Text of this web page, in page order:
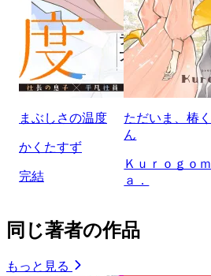
まぶしさの温度
かくたすず
完結
ただいま、椿く
ん
Ｋｕｒｏｇｏｍ
ａ．
同じ著者の作品
もっと見る